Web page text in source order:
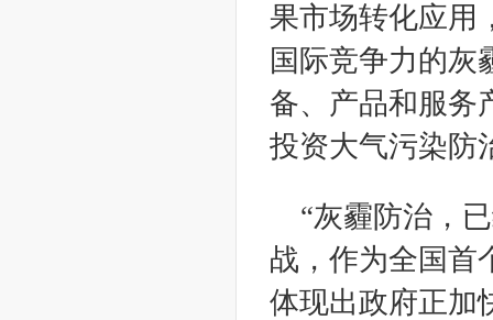
果市场转化应用
国际竞争力的灰
备、产品和服务
投资大气污染防
“灰霾防治，
战，作为全国首
体现出政府正加